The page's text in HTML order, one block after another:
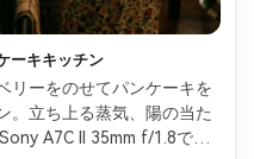
ーキキッチン
リーをのせてパンケーキを
。立ち上る蒸気、陽の当た
A7C II 35mm f/1.8で撮